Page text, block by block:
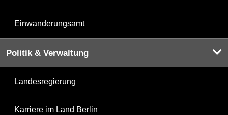
Einwanderungsamt
Politik & Verwaltung
Landesregierung
Karriere im Land Berlin